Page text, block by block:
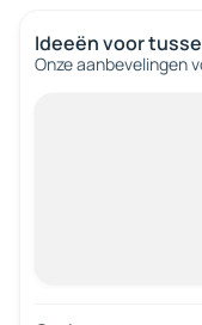
Ideeën voor
Onze aanbevelingen